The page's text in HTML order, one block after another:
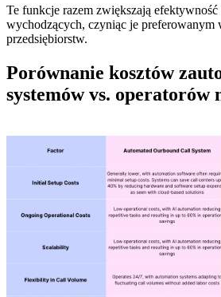
Te funkcje razem zwiększają efektywność
wychodzących, czyniąc je preferowanym
przedsiębiorstw.
Porównanie kosztów
systemów vs. operatorów